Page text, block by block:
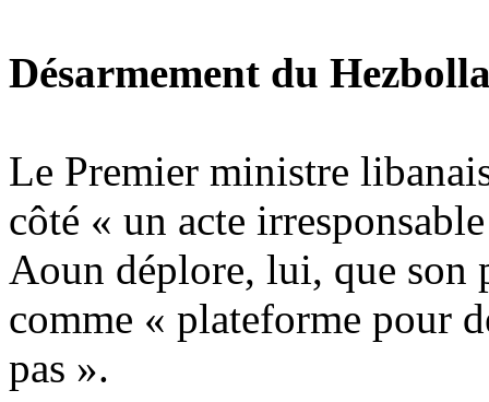
Désarmement du
Le Premier ministre
côté « un acte
Aoun déplore, lui, que son
comme « plateforme pour
pas ».